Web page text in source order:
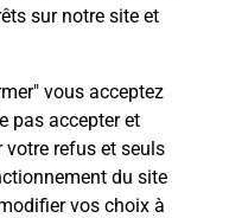
sur notre site et
vous acceptez
pas accepter et
refus et seuls
du site
vos choix à
Les